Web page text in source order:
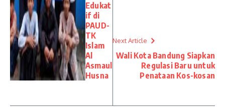
Edukat
if di
PAUD-
TK
Islam
Al
Asmaul
Husna
Next Article
Wali Kota Bandung Siapkan
Regulasi Baru untuk
Penataan Kos-kosan